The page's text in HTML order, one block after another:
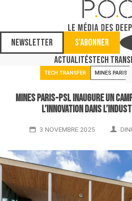
Newsletter
S'abonner
ActualitésTech
TECH TRANSFER MINES PARIS
Mines Paris-PSL inaugure un
l’innovation dans
3 NOVEMBRE 2025